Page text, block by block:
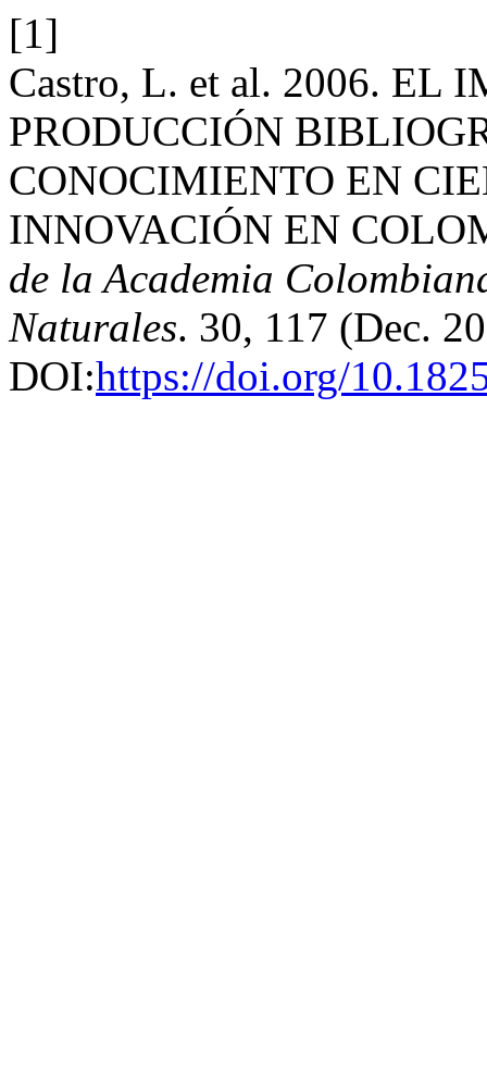
[1]
Castro, L. et al. 2006. EL
PRODUCCIÓN
CONOCIMIENTO EN
INNOVACIÓN EN
de la Academia
Naturales. 30, 117 (Dec.
DOI:https://doi.org/